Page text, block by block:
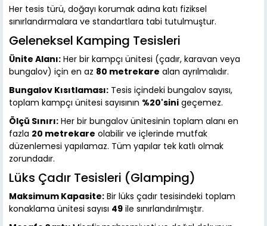
Her tesis türü, doğayı korumak adına katı fiziksel
sınırlandırmalara ve standartlara tabi tutulmuştur.
Geleneksel Kamping Tesisleri
Ünite Alanı: Her bir kampçı ünitesi (çadır, karavan veya
bungalov) için en az 80 metrekare alan ayrılmalıdır.
Bungalov Kısıtlaması: Tesis içindeki bungalov sayısı,
toplam kampçı ünitesi sayısının %20'sini geçemez.
Ölçü Sınırı: Her bir bungalov ünitesinin toplam alanı en
fazla 20 metrekare olabilir ve içlerinde mutfak
düzenlemesi yapılamaz. Tüm yapılar tek katlı olmak
zorundadır.
Lüks Çadır Tesisleri (Glamping)
Maksimum Kapasite: Bir lüks çadır tesisindeki toplam
konaklama ünitesi sayısı 49 ile sınırlandırılmıştır.